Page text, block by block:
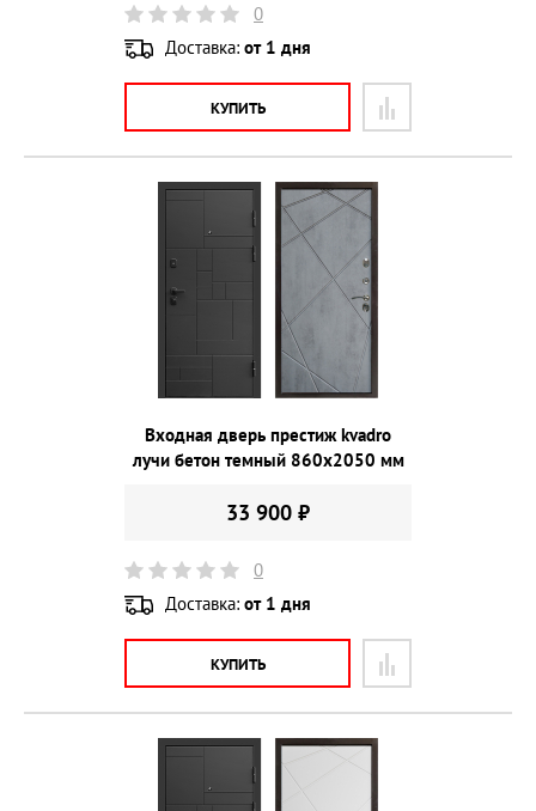
0
Доставка: от 1 дня
КУПИТЬ
Входная дверь престиж kvadro
лучи бетон темный 860х2050 мм
33 900 ₽
0
Доставка: от 1 дня
КУПИТЬ